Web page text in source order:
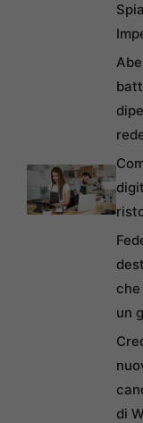
un
di